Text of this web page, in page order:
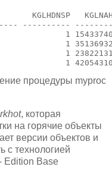
KGLHDNSP
----------
1 1543374076
1
1
процедуры myproc
, которая
на горячие объекты
версии объектов и
с технологией
Edition Base